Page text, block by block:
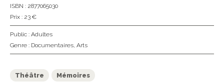
ISBN : 2877065030
Prix : 23 €
Public : Adultes
Genre : Documentaires, Arts
Théâtre Mémoires